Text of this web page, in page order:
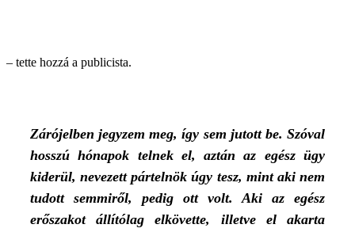
– tette hozzá a publicista.
Zárójelben jegyzem meg, így sem jutott be. Szóval
hosszú hónapok telnek el, aztán az egész ügy
kiderül, nevezett pártelnök úgy tesz, mint aki nem
tudott semmiről, pedig ott volt. Aki az egész
erőszakot állítólag elkövette, illetve el akarta